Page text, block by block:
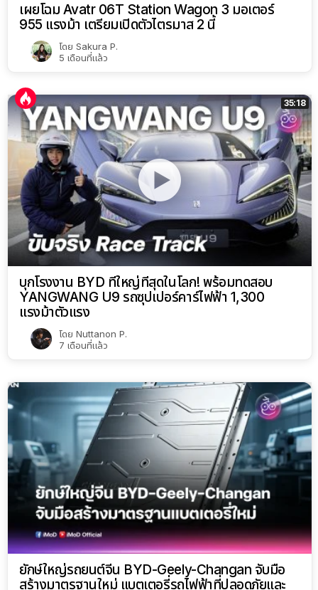
เผยโฉม Avatr 06T Station Wagon 3 มอเตอร์
955 แรงม้า เตรียมเปิดตัวไตรมาส 2 นี้
โดย Sakura P.
5 เดือนที่แล้ว
35:18
บุกโรงงาน BYD ที่ใหญ่ที่สุดในโลก! พร้อมทดสอบ
YANGWANG U9 รถซุปเปอร์คาร์ไฟฟ้า 1,300
แรงม้าตัวแรง
โดย Nuttanon P.
7 เดือนที่แล้ว
ยักษ์ใหญ่รถยนต์จีน BYD-Geely-Changan จับมือ
สร้างมาตรฐานใหม่ แบตเตอรี่รถไฟฟ้าที่ปลอดภัยและ